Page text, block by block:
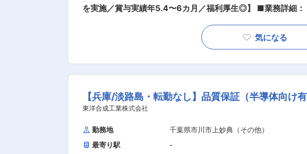
を実施／賞与実績年5.4〜6カ月／福利厚生◎】 ■業務詳細： ・化学装置全般の新設、改造、修繕、保守に関する計画〜施工管理、検収 （製
および他部署への教育 ・設備課長業務のサポート ※定修工
事はございませんが、装置故障対応等での出勤可能性はございます。 ■淡路工場について： 淡路工場では半導体の製造工程
ただける方を募集しています。 ・将来的には課長が設備計
資を実現することで、更なる生産力向上と事業成長を目指しています。 ■通勤について： 淡路島外（神戸や姫路など）か
ている社員も多くおります。 ■同社の魅力： ・AI・半導体・データセンターなど成長市場を支える高機能材料メーカーです。中期経営計画も
順調に進捗しており、積極的な事業投資や技術開発を通じて
気になる
【兵庫/淡路島・転勤なし】品質保証（半導体向
東洋合成工業株式会社
勤務地
千葉県市川市上妙典（その他）
最寄り駅
-